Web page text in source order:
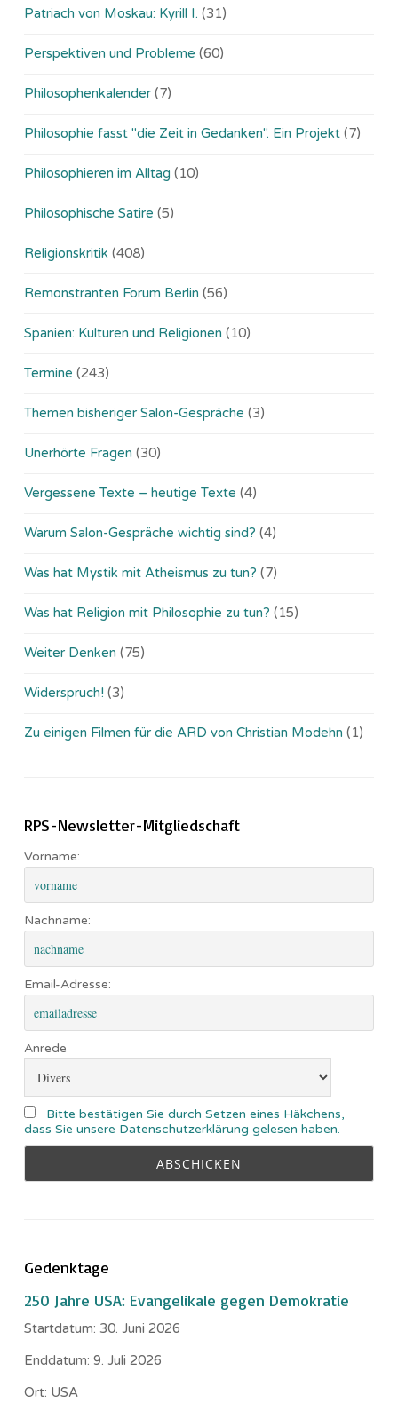
Patriach von Moskau: Kyrill I. (31)
Perspektiven und Probleme (60)
Philosophenkalender (7)
Philosophie fasst "die Zeit in Gedanken". Ein Projekt (7)
Philosophieren im Alltag (10)
Philosophische Satire (5)
Religionskritik (408)
Remonstranten Forum Berlin (56)
Spanien: Kulturen und Religionen (10)
Termine (243)
Themen bisheriger Salon-Gespräche (3)
Unerhörte Fragen (30)
Vergessene Texte – heutige Texte (4)
Warum Salon-Gespräche wichtig sind? (4)
Was hat Mystik mit Atheismus zu tun? (7)
Was hat Religion mit Philosophie zu tun? (15)
Weiter Denken (75)
Widerspruch! (3)
Zu einigen Filmen für die ARD von Christian Modehn (1)
RPS-Newsletter-Mitgliedschaft
Vorname:
Nachname:
Email-Adresse:
Anrede
Bitte bestätigen Sie durch Setzen eines Häkchens,
dass Sie unsere Datenschutzerklärung gelesen haben.
Gedenktage
250 Jahre USA: Evangelikale gegen Demokratie
Startdatum: 30. Juni 2026
Enddatum: 9. Juli 2026
Ort: USA